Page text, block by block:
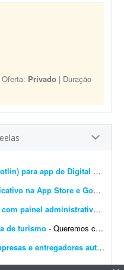
Oferta: Privado | Duração
Desenvolvedor Android sênior (Kotlin) para app de Digital Signage 24/7
Configuração e aprovação de aplicativo na App Store e Google Play
Aplicativo IPTV Android (mobile) com painel administrativo M3U
de turismo - Queremos criar um aplicativo para uma agência de turismo que já tem site. Plataforma Android e IOS Um app que seja o site dentro do app,a pessoa acesse o app e tenha as mesmas facili...
App Android de entregas para empresas e entregadores autônomos